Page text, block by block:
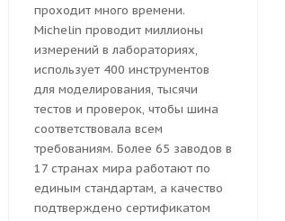
проходит много времени.
Michelin проводит миллионы
измерений в лабораториях,
использует 400 инструментов
для моделирования, тысячи
тестов и проверок, чтобы шина
соответствовала всем
требованиям. Более 65 заводов в
17 странах мира работают по
единым стандартам, а качество
подтверждено сертификатом